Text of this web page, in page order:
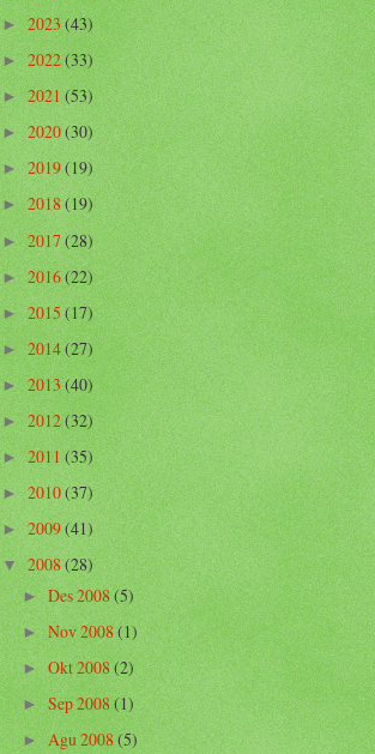
►2023(43)
►2022(33)
►2021(53)
►2020(30)
►2019(19)
►2018(19)
►2017(28)
►2016(22)
►2015(17)
►2014(27)
►2013(40)
►2012(32)
►2011(35)
►2010(37)
►2009(41)
▼2008(28)
►Des 2008(5)
►Nov 2008(1)
►Okt 2008(2)
►Sep 2008(1)
►Agu 2008(5)